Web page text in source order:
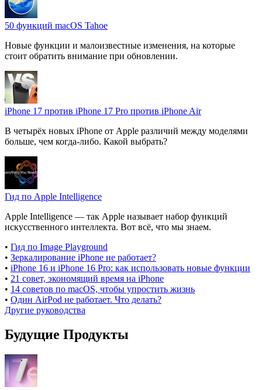
50 функций macOS Tahoe
Новые функции и малоизвестные изменения, на которые
стоит обратить внимание при обновлении.
iPhone 17 против iPhone 17 Pro против iPhone Air
В четырёх новых iPhone от Apple различий между моделями
больше, чем когда-либо. Какой выбрать?
Гид по Apple Intelligence
Apple Intelligence — так Apple называет набор функций
искусственного интеллекта. Вот всё, что мы знаем.
• Гид по Image Playground
• Зеркалирование iPhone не работает?
• iPhone 16 и iPhone 16 Pro: как использовать новые функции
• 21 совет, экономящий время на iPhone
• 14 советов по macOS, чтобы упростить жизнь
• Один AirPod не работает. Что делать?
Другие руководства
Будущие Продукты